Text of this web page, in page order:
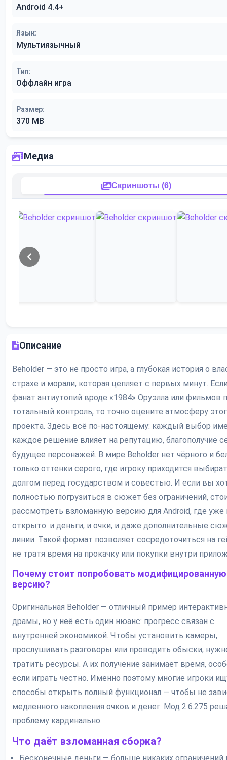
Android 4.4+
Язык:
Мультиязычный
Тип:
Оффлайн игра
Размер:
370 MB
Медиа
Скриншоты (6)
Описание
Beholder — это не просто игра, а глубокая история о
страхе и морали, которая цепляет с первых минут.
фанат антиутопий вроде «1984» Оруэлла или фильмов
тотальный контроль, то точно оцените атмосферу
проекта. Здесь всё по-настоящему: каждый выбор
каждое решение влияет на репутацию, благополучие
будущее персонажей. В мире Beholder нет чёрного и
только оттенки серого, где игроку приходится
долгом перед государством и совестью. И если вы
полностью погрузиться в сюжет без ограничений,
рассмотреть взломанную версию для Android, где уже
открыто: и деньги, и очки, и даже дополнительные
линии. Такой формат позволяет сосредоточиться на
не тратя время на прокачку или покупки внутри
Почему стоит попробовать модифицированную
версию?
Оригинальная Beholder — отличный пример
драмы, но у неё есть один нюанс: прогресс связан с
внутренней экономикой. Чтобы установить камеры,
прослушивать разговоры или проводить обыски,
тратить ресурсы. А их получение занимает время,
если играть честно. Именно поэтому многие игроки
способы открыть полный функционал — чтобы не
медленного накопления очков и денег. Мод 2.6.275
проблему кардинально.
Что даёт взломанная сборка?